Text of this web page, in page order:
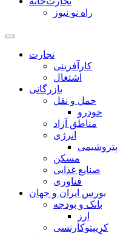
راه نو نیوز
تجارت
کارآفرینی
اشتغال
بازرگانی
حمل و نقل
خودرو
مناطق آزاد
انرژی
پتروشیمی
مسکن
صنایع غذایی
فناوری
بورس ایران و جهان
بانک و بودجه
ارز
کریپتوکارنسی